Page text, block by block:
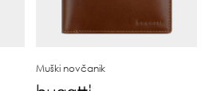
Muški novčanik